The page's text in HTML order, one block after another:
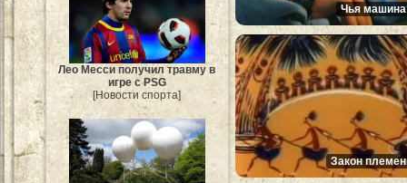
Лео Месси получил травму в
игре с PSG
[Новости спорта]
Чья
Закон